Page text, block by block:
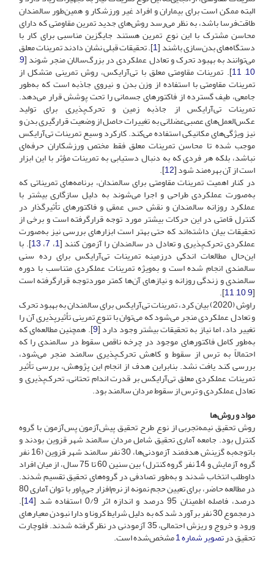
البته ممکن است برای بیماران و افراد غیر ورزشکار و همین‌طور سالمندان
طاقت‌فرسا باشد، به نظر می‌رسد روش‌های جدید تمرین مقاومتی که دارای
محاسن مشترک با این نوع تمرین هستند جایگزین مناسبی برای کار با
دستگاه‌های بدن‌سازی باشند [1]. تحقیقات قبلی نشان دادند تمرینات معلق
می‌توانند به بهبود تحرک و تعادل عملکردی در بزرگ‌سالان منجر شوند [9
,
10
,
11]. تمرینات مقاومتی معلق با تی‌آرایکس، روش تمرینی متشکل از
تمرینات مقاومتی با استفاده از وزن بدن و نیروی جاذبه است که به‌طور
جامعی، طیف گسترده از فاکتورهای جسمانی را تحت پوشش قرار می‌دهد.
تمرینات تی‌آرایکس از جاذبه زمین و تحرک‌پذیری برای تولید
عکس‌العمل‌های عصبی‌عضلانی به تغییرات حاصل از وضعیت قرارگیری بدن و
نیز ویژگی‌های مکانیکی استفاده می‌کند. کارکرد وسیع تمرینات تی‌آرایکس
موجب شده تا محاسن تمرینات معلق فقط مختص ورزشکاران حرفه‌ای
نباشد، بلکه هر فردی که به دنبال دستیابی به تمرینات مؤثر با این ابزار
است از آن بهره‌مند شود [12
].
در کنار اهمیت تمرینات مقاومتی برای سالمندان، برنامه‌های تمریناتی که
به‌صورت عملکردی طراحی و اجرا می‌شوند به دلیل سازگاری بیشتر با
عملکرد روزانه سالمندان و نقش حس عمقی و فاکتورهای تأثیرگذار در
کنترل قامتی در این حرکات بیشتر مورد توجه قرارگرفته است و برخی از
تحقیقات بیان داشته‌اند که حتی بهتر است ابزارهای بررسی نیز به‌صورت
عملکردی تحرک‌پذیری و تعادل در سالمندان را آزمون کنند [1، 7،13]. با
این‌حال مطالعات اندکی در‌زمینه تمرینات تی‌آرایکس برای رده سنی
سالمندی انجام‌ شده است و به‌ویژه تمرینات عملکردی متناسب با دوره
سالمندی و زندگی روزانه و نیازهای آن‌ها کمتر موردتوجه قرارگرفته است
[
9
,
10
,
11
].
راوش (2020) بیان کرد، تمرینات تی‌آرایکس برای سالمندان به بهبود تحرک
و تعادل عملکردی منجر می‌شود که می‌توان با تنوع تمرینی تأثیرپذیری آن را
تغییر داد، اما نیاز به تحقیقات بیشتر وجود دارد [9]. همچنین مطالعه‌ای که
به‌طور کامل فاکتورهای موجود در چرخه ناقص سقوط در سالمندی را که
احتمالاً به ترس از سقوط و کاهش تحرک‌پذیری سالمند منجر می‌‌شود،
بررسی کند یافت نشد. بنابراین هدف از انجام این پژوهش، بررسی تأثیر
تمرینات عملکردی معلق تی‌آرایکس بر قدرت اندام تحتانی، تحرک‌پذیری و
تعادل عملکردی و ترس از سقوط مردان سالمند بود.
مواد و روش‌ها
روش تحقیق نیمه‌تجربی از نوع طرح تحقیق پیش‌آزمون پس‌آزمون با گروه
کنترل بود. جامعه آماری تحقیق شامل مردان سالمند شهر قزوین بودند و
با‌توجه‌به گزینش هدفمند آزمودنی‌ها، 30 نفر سالمند شهر قزوین (16 نفر
گروه آزمایش و 14 نفر گروه کنترل) بین سنین 60 تا 75 سال، از میان افراد
داوطلب انتخاب شدند و به‌طور تصادفی در گروه‌های تحقیق تقسیم شدند.
در مطالعه حاضر، برای تعیین حجم نمونه از نرم‌افزار جی‌پاور با توان آماری 80
درصد، فاصله اطمینان 95 درصد و اندازه اثر 0/9 استفاده شد [ 14
].
درمجموع 30 نفر برآورد شد که به دلیل شرایط کرونا و دارا نبودن معیارهای
ورود و خروج و ریزش احتمالی، 35 آزمودنی در نظر گرفته شدند. فلوچارت
تحقیق درتصویر شماره 1 مشخص‌شده است.